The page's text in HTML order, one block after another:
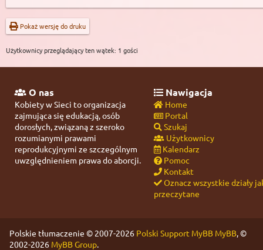
Pokaż wersję do druku
Użytkownicy przeglądający ten wątek: 1 gości
O nas
Kobiety w Sieci to organizacja
zajmująca się edukacją, osób
dorosłych, związaną z szeroko
rozumianymi prawami
reprodukcyjnymi ze szczególnym
uwzględnieniem prawa do aborcji.
Nawigacja
Home
Portal
Szukaj
Użytkownicy
Kalendarz
Pomoc
Kontakt
Oznacz wszystkie działy
przeczytane
Polskie tłumaczenie © 2007-2026 Polski Support MyBB MyBB, ©
2002-2026 MyBB Group.